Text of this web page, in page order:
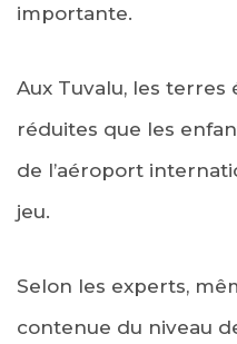
importante.
Aux Tuvalu, les terres
réduites que les
de l’aéroport
jeu.
Selon les experts,
contenue du niveau